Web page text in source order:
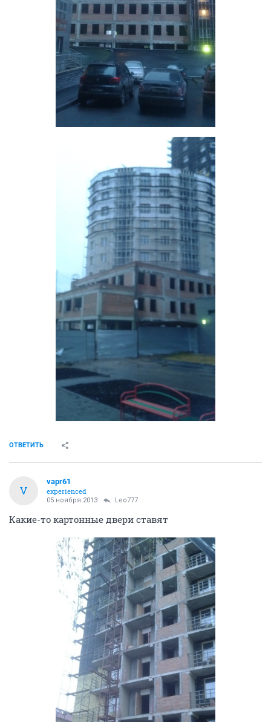
ОТВЕТИТЬ
V
vapr61
experienced
05 ноября 2013 Leo777
Какие-то картонные двери ставят